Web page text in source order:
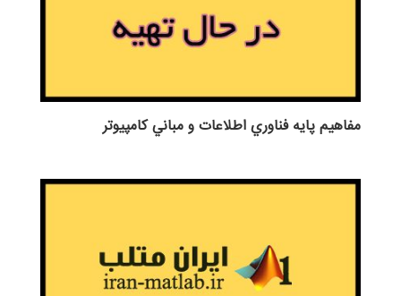
مفاهيم پايه فناوري اطلاعات و مباني كامپيوتر